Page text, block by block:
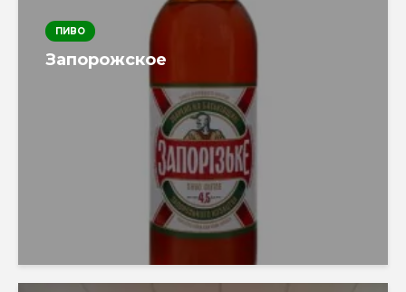
ПИВО
Запорожское